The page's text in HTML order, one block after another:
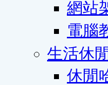
網站
電腦
生活休閒
休閒